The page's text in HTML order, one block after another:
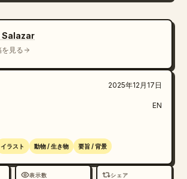
Salazar
を見る
2025年12月17日
EN
イラスト 動物 / 生き物 要旨 / 背景
表示数 シェア